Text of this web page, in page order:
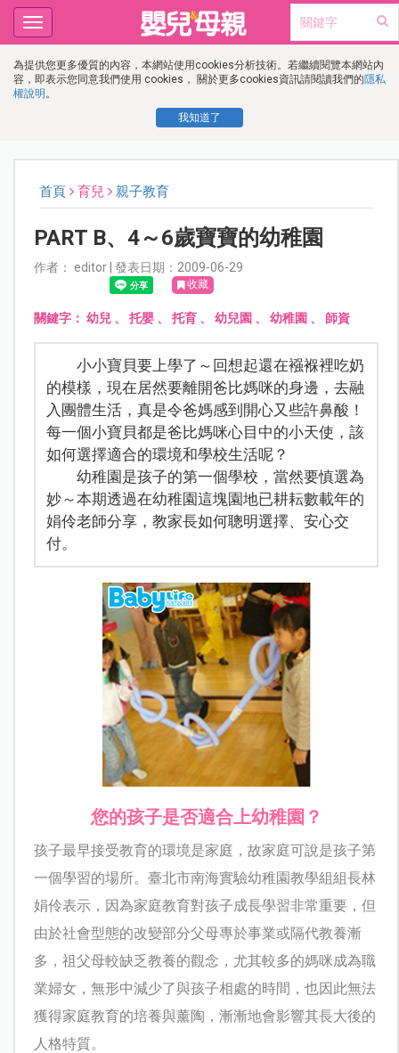
為提供您更多優質的內容，本網站使用cookies分析技術。若繼續閱覽本網站內
容，即表示您同意我們使用 cookies， 關於更多cookies資訊請閱讀我們的隱私
權說明 。
我知道了
Toggle
navigation
首頁 育兒 親子教育
PART B、4～6歲寶寶的幼稚園
作者： editor | 發表日期：2009-06-29
收藏
關鍵字： 幼兒、 托嬰、 托育、 幼兒園 、 幼稚園 、 師資
小小寶貝要上學了～回想起還在襁褓裡吃奶
的模樣，現在居然要離開爸比媽咪的身邊，去融
入團體生活，真是令爸媽感到開心又些許鼻酸！
每一個小寶貝都是爸比媽咪心目中的小天使，該
如何選擇適合的環境和學校生活呢？
幼稚園是孩子的第一個學校，當然要慎選為
妙～本期透過在幼稚園這塊園地已耕耘數載年的
娟伶老師分享，教家長如何聰明選擇、安心交
付。
您的孩子是否適合上幼稚園？
孩子最早接受教育的環境是家庭，故家庭可說是孩子第
一個學習的場所。臺北市南海實驗幼稚園教學組組長林
娟伶表示，因為家庭教育對孩子成長學習非常重要，但
由於社會型態的改變部分父母專於事業或隔代教養漸
多，祖父母較缺乏教養的觀念，尤其較多的媽咪成為職
業婦女，無形中減少了與孩子相處的時間，也因此無法
獲得家庭教育的培養與薰陶，漸漸地會影響其長大後的
人格特質。